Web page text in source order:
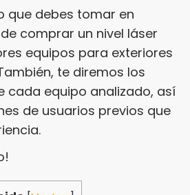
que debes tomar en
comprar un nivel láser
equipos para exteriores
te diremos los
cada equipo analizado, así
de usuarios previos que